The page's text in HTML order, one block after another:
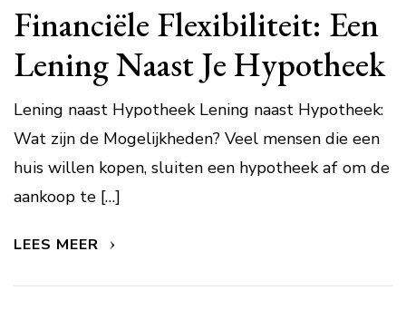
Financiële Flexibiliteit: Een
Lening Naast Je Hypotheek
Lening naast Hypotheek Lening naast Hypotheek:
Wat zijn de Mogelijkheden? Veel mensen die een
huis willen kopen, sluiten een hypotheek af om de
aankoop te […]
LEES MEER